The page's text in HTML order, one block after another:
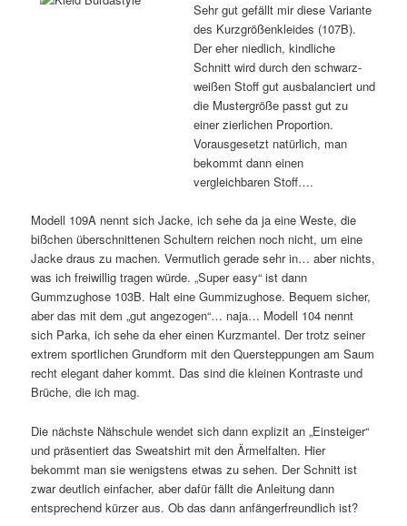
Sehr gut gefällt mir diese Variante
des Kurzgrößenkleides (107B).
Der eher niedlich, kindliche
Schnitt wird durch den schwarz-
weißen Stoff gut ausbalanciert und
die Mustergröße passt gut zu
einer zierlichen Proportion.
Vorausgesetzt natürlich, man
bekommt dann einen
vergleichbaren Stoff….
Modell 109A nennt sich Jacke, ich sehe da ja eine Weste, die
bißchen überschnittenen Schultern reichen noch nicht, um eine
Jacke draus zu machen. Vermutlich gerade sehr in… aber nichts,
was ich freiwillig tragen würde. „Super easy“ ist dann
Gummzughose 103B. Halt eine Gummizughose. Bequem sicher,
aber das mit dem „gut angezogen“… naja… Modell 104 nennt
sich Parka, ich sehe da eher einen Kurzmantel. Der trotz seiner
extrem sportlichen Grundform mit den Quersteppungen am Saum
recht elegant daher kommt. Das sind die kleinen Kontraste und
Brüche, die ich mag.
Die nächste Nähschule wendet sich dann explizit an „Einsteiger“
und präsentiert das Sweatshirt mit den Ärmelfalten. Hier
bekommt man sie wenigstens etwas zu sehen. Der Schnitt ist
zwar deutlich einfacher, aber dafür fällt die Anleitung dann
entsprechend kürzer aus. Ob das dann anfängerfreundlich ist?